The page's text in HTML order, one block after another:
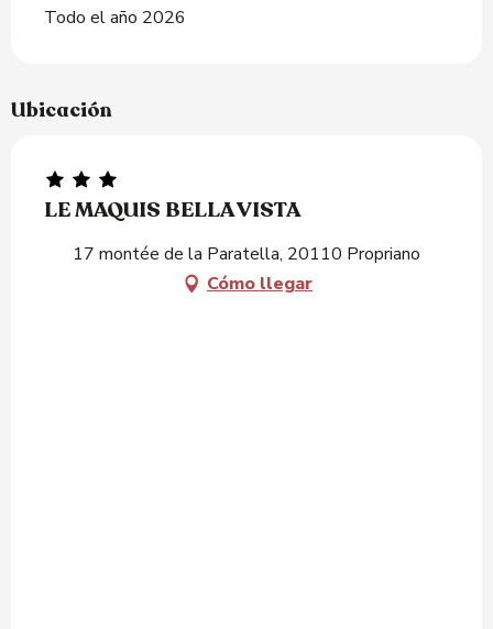
Todo el año 2026
Ubicación
LE MAQUIS BELLA VISTA
17 montée de la Paratella, 20110 Propriano
Cómo llegar